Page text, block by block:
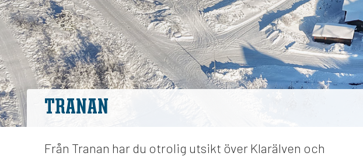
TRANAN
Från Tranan har du otrolig utsikt över Klarälven och